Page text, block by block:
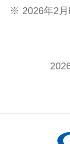
※ 2026年2月